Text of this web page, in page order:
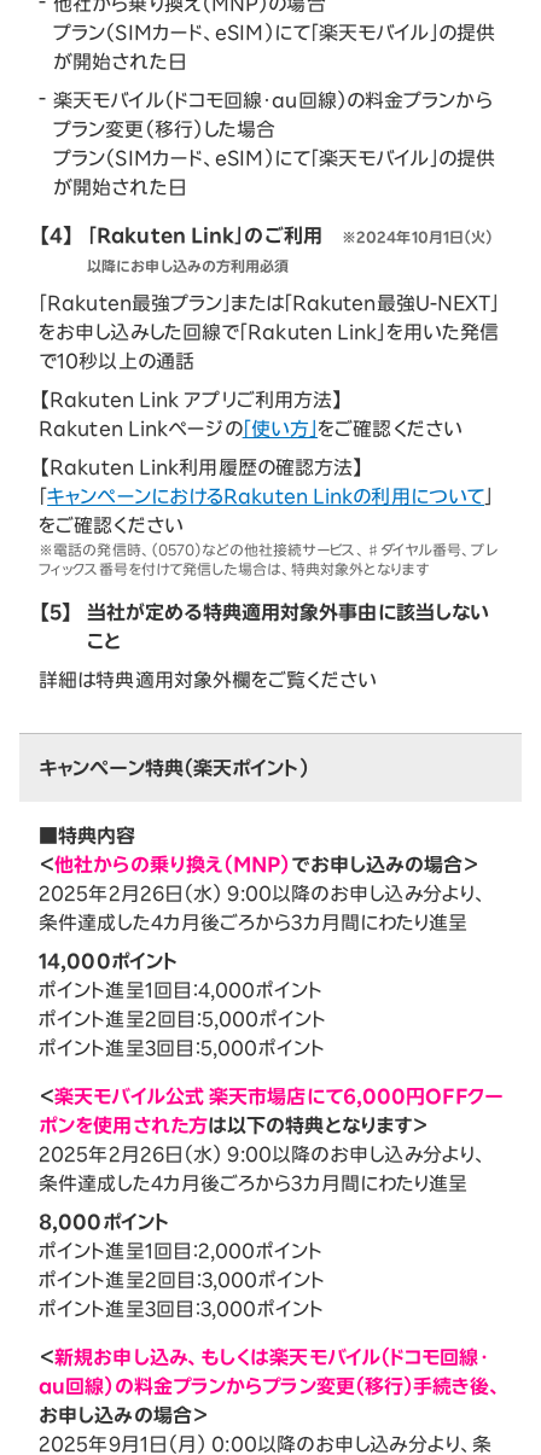
プラン（SIMカード、eSIM）にて「楽天モバイル」の提供
が開始された日
楽天モバイル（ドコモ回線・au回線）の料金プランから
プラン変更（移行）した場合
プラン（SIMカード、eSIM）にて「楽天モバイル」の提供
が開始された日
【4】 「Rakuten Link」のご利用
※2024年10月1日（火）
以降にお申し込みの方利用必須
「Rakuten最強プラン」または「Rakuten最強U-NEXT」
をお申し込みした回線で「Rakuten Link」を用いた発信
で10秒以上の通話
【Rakuten Link アプリご利用方法】
Rakuten Linkページの「使い方」 をご確認ください
【Rakuten Link利用履歴の確認方法】
「キャンペーンにおけるRakuten Linkの利用について
をご確認ください
※電話の発信時、（0570）などの他社接続サービス、♯ダイヤル番号、プレ
フィックス番号を付けて発信した場合は、特典対象外となります
【5】
当社が定める特典適用対象外事由に該当しない
こと
詳細は特典適用対象外欄をご覧ください
キャンペーン特典（楽天ポイント）
■特典内容
＜他社からの乗り換え（MNP）でお申し込みの場合＞
2025年2月26日（水） 9:00以降のお申し込み分より、
条件達成した4カ月後ごろから3カ月間にわたり進呈
14,000ポイント
ポイント進呈1回目：4,000ポイント
ポイント進呈2回目：5,000ポイント
ポイント進呈3回目：5,000ポイント
＜楽天モバイル公式 楽天市場店にて6,000円OFFクー
ポンを使用された方は以下の特典となります＞
2025年2月26日（水） 9:00以降のお申し込み分より、
条件達成した4カ月後ごろから3カ月間にわたり進呈
8,000ポイント
ポイント進呈1回目：2,000ポイント
ポイント進呈2回目：3,000ポイント
ポイント進呈3回目：3,000ポイント
＜新規お申し込み、もしくは楽天モバイル（ドコモ回線・
au回線）の料金プランからプラン変更（移行）手続き後、
お申し込みの場合＞
2025年9月1日（月） 0:00以降のお申し込み分より、条